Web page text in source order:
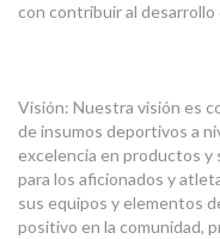
con contribuir al
Visión: Nuestra visión es
de insumos deportivos a
excelencia en productos y
para los aficionados y
sus equipos y elementos
positivo en la comunidad,